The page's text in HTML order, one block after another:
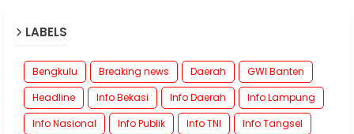
LABELS
Bengkulu Breaking news Daerah
GWI Banten
Headline
Info Bekasi Info Daerah
Info Lampung
Info Nasional
Info Publik Info TNI
Info Tangsel